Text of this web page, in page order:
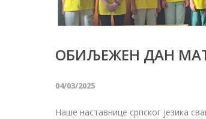
ОБИЉЕЖЕН ДАН
04/03/2025
Наше наставнице српског језика